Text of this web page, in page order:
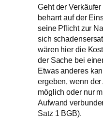
Geht der
beharrt auf der
seine Pflicht zur
sich
wären hier die
der Sache bei
Etwas anderes
ergeben, wenn
möglich oder nur
Aufwand
Satz 1 BGB).